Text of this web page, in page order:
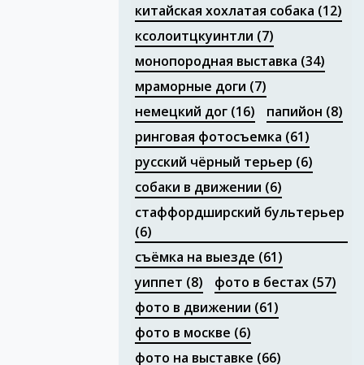
китайская хохлатая собака (12)
ксолоитцкуинтли (7)
монопородная выставка (34)
мраморные доги (7)
немецкий дог(16) папийон (8)
ринговая фотосъемка (61)
русский чёрный терьер (6)
собаки в движении (6)
стаффордширский бультерьер
(6)
съёмка на выезде (61)
уиппет (8) фото в бестах(57)
фото в движении (61)
фото в москве (6)
фото на выставке (66)